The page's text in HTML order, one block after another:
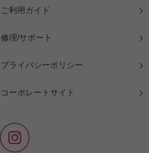
ご利用ガイド
修理/サポート
プライバシーポリシー
コーポレートサイト